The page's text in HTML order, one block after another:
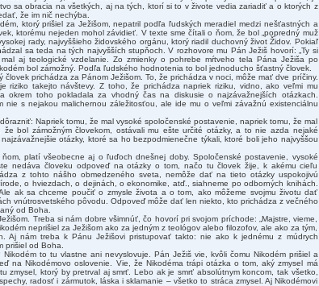
sa obracia na všetkých, aj na tých, ktorí si to v živote vedia zariadiť a o ktorých z
že im nič nechýba.
ktorý prišiel za Ježišom, nepatril podľa ľudských meradiel medzi nešťastných a
ktorému nejeden mohol závidieť. V texte sme čítali o ňom, že bol „popredný muž
rady, najvyššieho židovského orgánu, ktorý riadil duchovný život Židov. Pokiaľ
sa teda na tých najvyšších stupňoch. V rozhovore mu Pán Ježiš hovorí: „Ty si
aj teologické vzdelanie. Zo zmienky o pohrebe mŕtveho tela Pána Ježiša po
bol zámožný. Podľa ľudského hodnotenia to bol jednoducho šťastný človek.
prichádza za Pánom Ježišom. To, že prichádza v noci, môže mať dve príčiny.
riziko takejto návštevy. Z toho, že prichádza napriek riziku, vidno, ako veľmi mu
okrem toho pokladala za vhodný čas na diskusie o najzávažnejších otázkach.
nie s nejakou malichernou záležitosťou, ale ide mu o veľmi závažnú existenciálnu
Napriek tomu, že mal vysoké spoločenské postavenie, napriek tomu, že mal
že bol zámožným človekom, ostávali mu ešte určité otázky, a to nie azda nejaké
otázky, ktoré sa ho bezpodmienečne týkali, ktoré boli jeho najvyššou
platí všeobecne aj o ľuďoch dnešnej doby. Spoločenské postavenie, vysoké
nedáva človeku odpoveď na otázky o tom, načo tu človek žije, k akému cieľu
z tohto nášho obmedzeného sveta, nemôže dať na tieto otázky uspokojivú
o hviezdach, o dejinách, o ekonomike, atď., siahneme po odborných knihách.
ak sa chceme poučiť o zmysle života a o tom, ako môžeme svojmu životu dať
vnútrosvetského pôvodu. Odpoveď môže dať len niekto, kto prichádza z večného
od Boha.
Treba si nám dobre všimnúť, čo hovorí pri svojom príchode: „Majstre, vieme,
neprišiel za Ježišom ako za jedným z teológov alebo filozofov, ale ako za tým,
Aj nám treba k Pánu Ježišovi pristupovať takto: nie ako k jednému z múdrych
prišiel od Boha.
Nikodém to tu vlastne ani nevyslovuje. Pán Ježiš vie, kvôli čomu Nikodém prišiel a
na Nikodémovo oslovenie. Vie, že Nikodéma trápi otázka o tom, aký zmysel má
zmysel, ktorý by pretrval aj smrť. Lebo ak je smrť absolútnym koncom, tak všetko,
radosť i zármutok, láska i sklamanie – všetko to stráca zmysel. Aj Nikodémovi